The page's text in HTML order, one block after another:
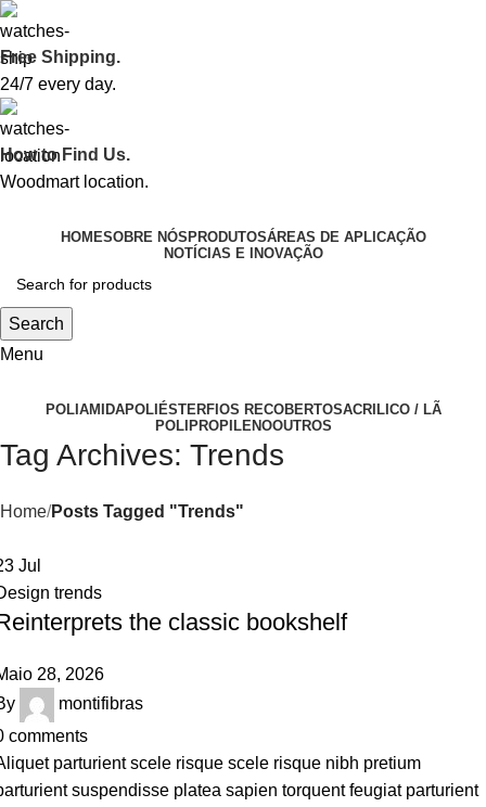
Free Shipping.
24/7 every day.
How to Find Us.
Woodmart location.
HOMESOBRE NÓS PRODUTOSÁREAS DE APLICAÇÃO
NOTÍCIAS E INOVAÇÃO
Search
Menu
POLIAMIDAPOLIÉSTERFIOS RECOBERTOSACRILICO / LÃ
POLIPROPILENOOUTROS
Tag Archives: Trends
Home Posts Tagged "Trends"
Jul
trends
the classic bookshelf
28, 2026
montifibras
comments
parturient scele risque scele risque nibh pretium
suspendisse platea sapien torquent feugiat parturient